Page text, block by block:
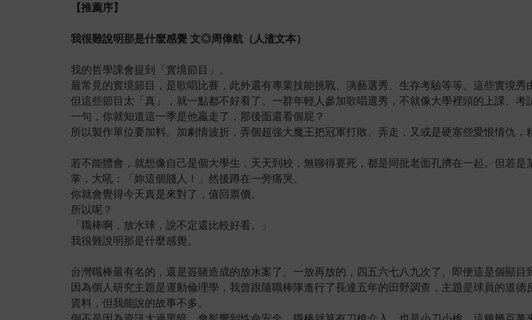
【推薦序】
我很難說明那是什麼感覺 文◎周偉航（人渣文本）
我的哲學課會提到「實境節目」。
最常見的實境節目，是歌唱比賽，此外還有專業技能挑戰、演藝選秀、生存考驗等等。這些實境秀
但這些節目太「真」，就一點都不好看了。一群年輕人參加歌唱選秀，不就像大學裡頭的上課、
一句，你就知道這一季是他贏走了，那後面還看個屁？
所以製作單位要加料。加劇情波折，弄個超強大魔王把冠軍打敗、弄走，又或是硬塞些愛恨情仇，
若不能體會，就想像自己是個大學生，天天到校，無聊得要死，都是同批老面孔擠在一起。但若
掌，大吼：「妳這個賤人！」然後蹲在一旁痛哭。
你就會覺得今天真是來對了，值回票價。
所以呢？
「職棒啊，放水球，說不定還比較好看。」
我很難說明那是什麼感覺。
台灣職棒最有名的，還是簽賭造成的放水案了。一放再放的，四五六七八九次了。即便這是個顯目
因為個人研究主題是運動倫理學，我曾跟隨職棒隊進行了長達五年的田野調查，主題是球員的道
資料，但我能說的故事不多。